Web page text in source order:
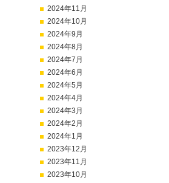
2024年11月
2024年10月
2024年9月
2024年8月
2024年7月
2024年6月
2024年5月
2024年4月
2024年3月
2024年2月
2024年1月
2023年12月
2023年11月
2023年10月